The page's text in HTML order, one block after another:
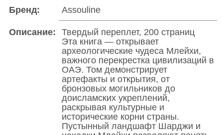
Бренд: Assouline
Описание:
Твердый переплет, 200 страниц
Эта книга — открывает
археологические чудеса Млейхи,
важного перекрестка цивилизаций в
ОАЭ. Том демонстрирует
артефакты и открытия, от
бронзовых могильников до
доисламских укреплений,
раскрывая культурные и
исторические корни страны.
Пустынный ландшафт Шарджи и